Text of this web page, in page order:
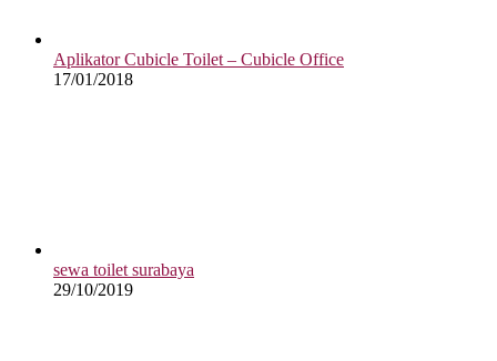
Aplikator Cubicle Toilet – Cubicle Office
17/01/2018
sewa toilet surabaya
29/10/2019